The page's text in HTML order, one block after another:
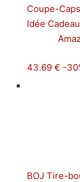
Coupe-
Idée
43.69 € -
BOJ Tire-